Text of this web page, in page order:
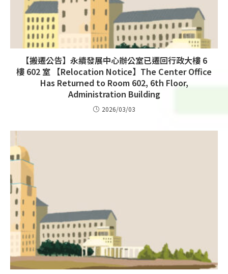
【搬遷公告】永續發展中心辦公室已遷回行政大樓 6
樓 602 室 【Relocation Notice】The Center Office
Has Returned to Room 602, 6th Floor,
Administration Building
2026/03/03